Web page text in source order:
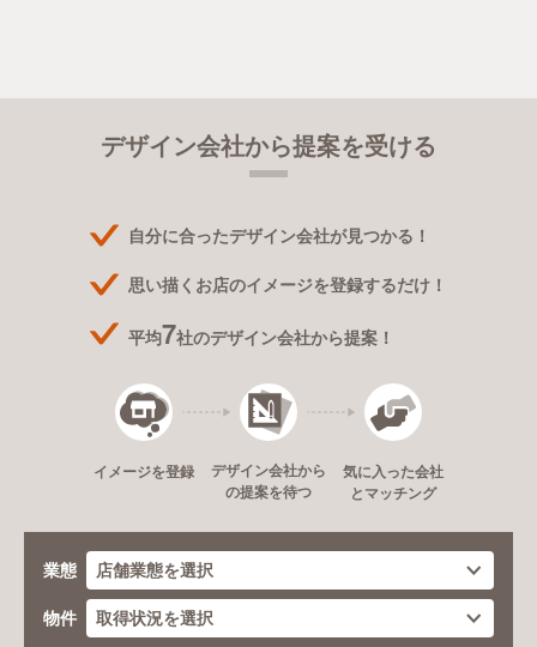
デザイン会社から提案を受ける
自分に合ったデザイン会社が見つかる！
思い描くお店のイメージを登録するだけ！
平均7社のデザイン会社から提案！
イメージを登録
デザイン会社から
の提案を待つ
気に入った会社
とマッチング
業態
物件